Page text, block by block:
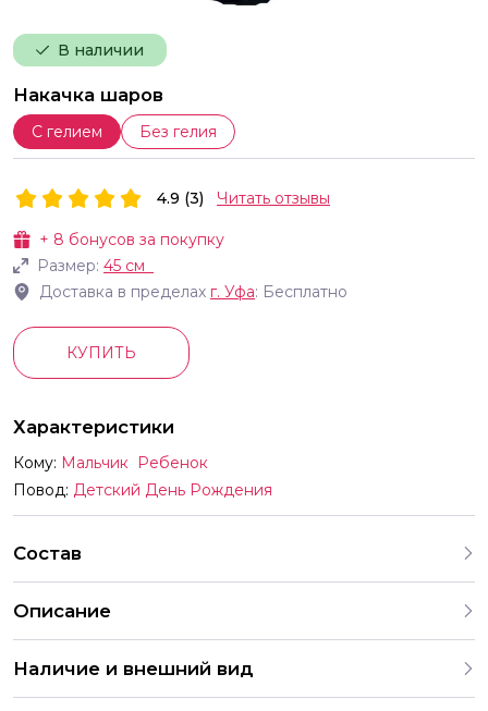
В наличии
Накачка шаров
С гелием Без гелия
+ 8 бонусов за покупку
Размер: 45 см
Доставка в пределах г. Уфа: Бесплатно
4.9 (3) Читать отзывы
КУПИТЬ
Характеристики
Кому: Мальчик Ребенок
Повод: Детский День Рождения
Состав
Описание
Наличие и внешний вид